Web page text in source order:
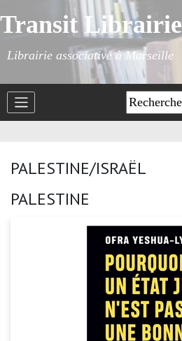
Transit Librairie
Librairie associative à Marseille
PALESTINE/ISRAËL
PALESTINE